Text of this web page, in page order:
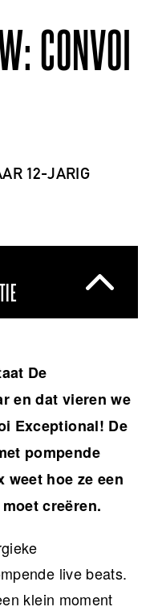
CONVOI
12-JARIG
De
en dat vieren we
Exceptional! De
pompende
weet hoe ze een
creëren.
live beats.
klein moment